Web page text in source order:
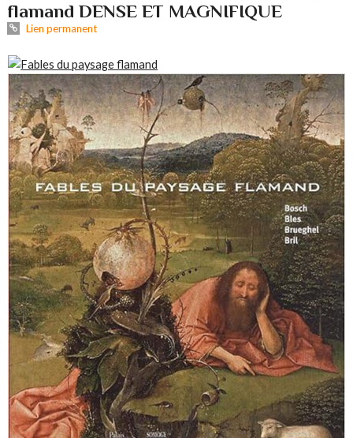
flamand DENSE ET MAGNIFIQUE
Lien permanent